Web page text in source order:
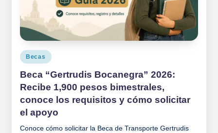
Publicado
en
Becas
Beca “Gertrudis Bocanegra” 2026:
Recibe 1,900 pesos bimestrales,
conoce los requisitos y cómo solicitar
el apoyo
Conoce cómo solicitar la Beca de Transporte Gertrudis